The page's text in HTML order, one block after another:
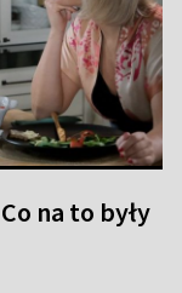
na to były